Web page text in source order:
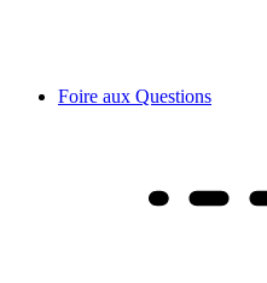
Foire aux Questions